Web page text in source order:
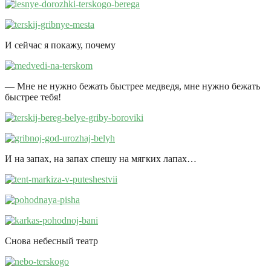
И сейчас я покажу, почему
— Мне не нужно бежать быстрее медведя, мне нужно бежать
быстрее тебя!
И на запах, на запах спешу на мягких лапах…
Снова небесный театр